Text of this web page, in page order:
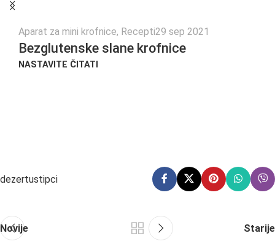
Aparat za mini krofnice, Recepti29 sep 2021
Bezglutenske slane krofnice
NASTAVITE ČITATI
dezertustipci
Novije Starije